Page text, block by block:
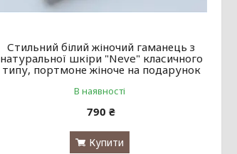
Стильний білий жіночий гаманець з
натуральної шкіри "Neve" класичного
типу, портмоне жіноче на подарунок
В наявності
790 ₴
Купити